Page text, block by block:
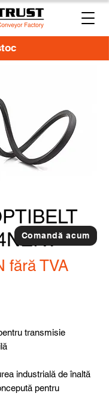
fără TVA
transmisie
industrială de înaltă
pentru
Comandă acum